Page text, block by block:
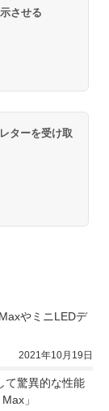
させる
ターを受け取
やミニLEDデ
2021年10月19日
て驚異的な性能
」